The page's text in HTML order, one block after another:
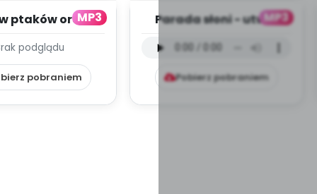
MP3
ptaków oraz
podglądu
pobraniem
MP3
Parada słoni - utwór
mp3)
Pobierz pobraniem